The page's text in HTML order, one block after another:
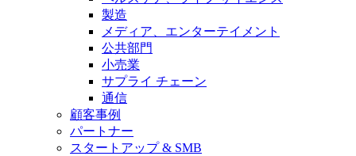
製造
メディア、エンターテイメント
公共部門
小売業
サプライ チェーン
通信
顧客事例
パートナー
スタートアップ & SMB